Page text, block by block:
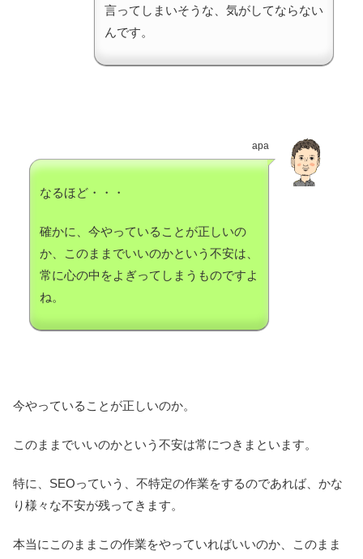
言ってしまいそうな、気がしてならない
んです。
apa
なるほど・・・
確かに、今やっていることが正しいの
か、このままでいいのかという不安は、
常に心の中をよぎってしまうものですよ
ね。
今やっていることが正しいのか。
このままでいいのかという不安は常につきまといます。
特に、SEOっていう、不特定の作業をするのであれば、かな
り様々な不安が残ってきます。
本当にこのままこの作業をやっていればいいのか、このまま